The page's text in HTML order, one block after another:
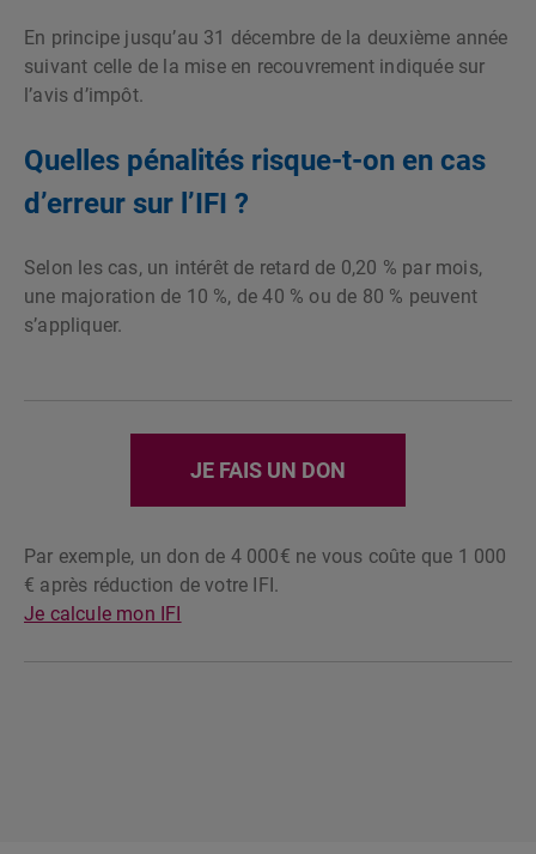
En principe jusqu’au 31 décembre de la deuxième année
suivant celle de la mise en recouvrement indiquée sur
l’avis d’impôt.
Quelles pénalités risque-t-on en cas
d’erreur sur l’IFI ?
Selon les cas, un intérêt de retard de 0,20 % par mois,
une majoration de 10 %, de 40 % ou de 80 % peuvent
s’appliquer.
JE FAIS UN DON
Par exemple, un don de 4 000€ ne vous coûte que 1 000
€ après réduction de votre IFI.
Je calcule mon IFI